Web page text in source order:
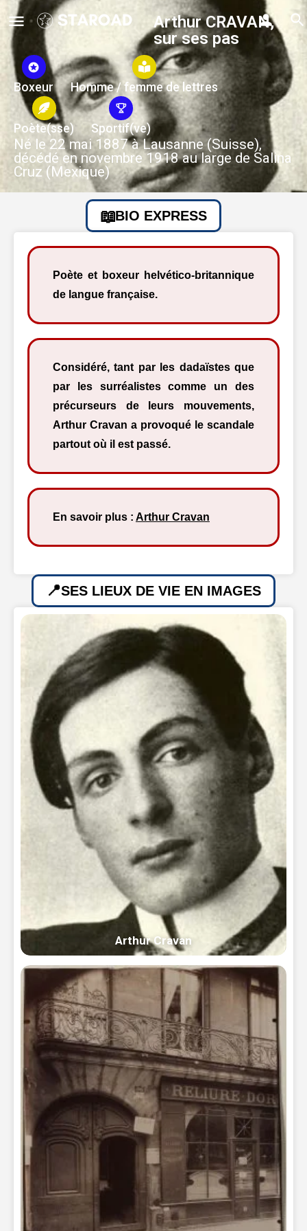
Arthur CRAVAN,
sur ses pas
Boxeur Homme / femme de lettres
Poète(sse) Sportif(ve)
Né le 22 mai 1887 à Lausanne (Suisse),
décédé en novembre 1918 au large de Salina
Cruz (Mexique)
BIO EXPRESS
Poète et boxeur helvético-britannique
de langue française.
Considéré, tant par les dadaïstes que
par les surréalistes comme un des
précurseurs de leurs mouvements,
Arthur Cravan a provoqué le scandale
partout où il est passé.
En savoir plus : Arthur Cravan
SES LIEUX DE VIE EN IMAGES
Arthur Cravan